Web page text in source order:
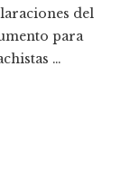
del
para
…